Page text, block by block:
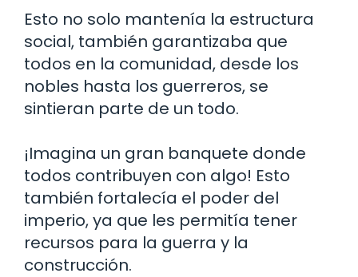
Esto no solo mantenía la estructura
social, también garantizaba que
todos en la comunidad, desde los
nobles hasta los guerreros, se
sintieran parte de un todo.
¡Imagina un gran banquete donde
todos contribuyen con algo! Esto
también fortalecía el poder del
imperio, ya que les permitía tener
recursos para la guerra y la
construcción.